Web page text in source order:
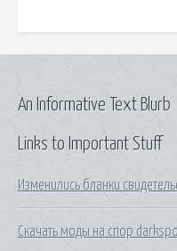
Links to Important Stuff
Изменились бланки
Скачать моды на спор
An Informative Text Blurb